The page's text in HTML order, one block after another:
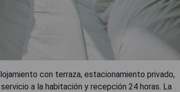
con terraza, estacionamiento privado,
a la habitación y recepción 24 horas. La